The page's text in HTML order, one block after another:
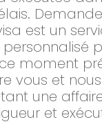
est un
moment
vous et
une
et